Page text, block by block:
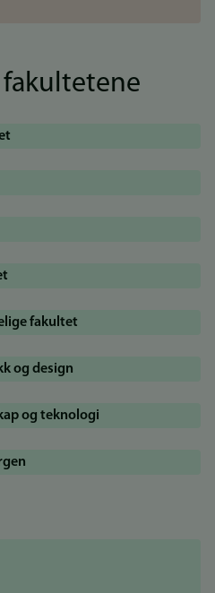
fakultet
og design
og teknologi